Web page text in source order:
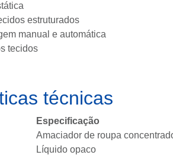
estruturados
manual e automática
tecidos
técnicas
Especificação
Amaciador de roupa
Líquido opaco